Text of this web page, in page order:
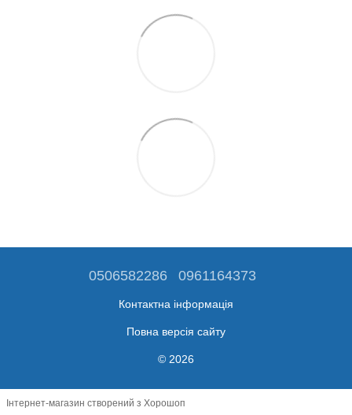
0506582286 0961164373
Контактна інформація
Повна версія сайту
© 2026
Інтернет-магазин створений з Хорошоп